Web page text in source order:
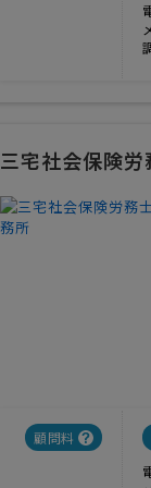
三宅社会保険
顧問料